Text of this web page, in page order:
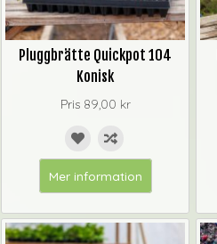
Pluggbrätte Quickpot 104
Konisk
Pris 89,00 kr
Mer information